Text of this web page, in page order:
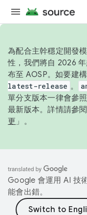
為配合主幹穩定開發
性，我們將自 2026
布至 AOSP。如要建
latest-release 。
單分支版本一律會參
最新版本。詳情請參閱
更 」。
Google 會運用 AI 技
能會出錯。